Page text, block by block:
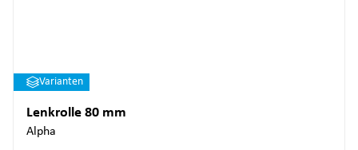
Varianten
Lenkrolle 80 mm
Alpha